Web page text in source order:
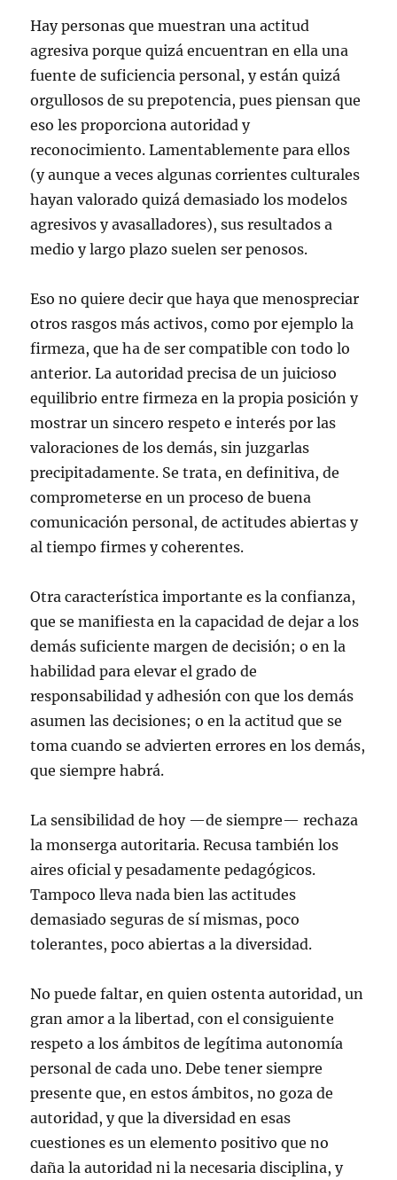
Hay personas que muestran una actitud
agresiva porque quizá encuentran en ella una
fuente de suficiencia personal, y están quizá
orgullosos de su prepotencia, pues piensan que
eso les proporciona autoridad y
reconocimiento. Lamentablemente para ellos
(y aunque a veces algunas corrientes culturales
hayan valorado quizá demasiado los modelos
agresivos y avasalladores), sus resultados a
medio y largo plazo suelen ser penosos.
Eso no quiere decir que haya que menospreciar
otros rasgos más activos, como por ejemplo la
firmeza, que ha de ser compatible con todo lo
anterior. La autoridad precisa de un juicioso
equilibrio entre firmeza en la propia posición y
mostrar un sincero respeto e interés por las
valoraciones de los demás, sin juzgarlas
precipitadamente. Se trata, en definitiva, de
comprometerse en un proceso de buena
comunicación personal, de actitudes abiertas y
al tiempo firmes y coherentes.
Otra característica importante es la confianza,
que se manifiesta en la capacidad de dejar a los
demás suficiente margen de decisión; o en la
habilidad para elevar el grado de
responsabilidad y adhesión con que los demás
asumen las decisiones; o en la actitud que se
toma cuando se advierten errores en los demás,
que siempre habrá.
La sensibilidad de hoy —de siempre— rechaza
la monserga autoritaria. Recusa también los
aires oficial y pesadamente pedagógicos.
Tampoco lleva nada bien las actitudes
demasiado seguras de sí mismas, poco
tolerantes, poco abiertas a la diversidad.
No puede faltar, en quien ostenta autoridad, un
gran amor a la libertad, con el consiguiente
respeto a los ámbitos de legítima autonomía
personal de cada uno. Debe tener siempre
presente que, en estos ámbitos, no goza de
autoridad, y que la diversidad en esas
cuestiones es un elemento positivo que no
daña la autoridad ni la necesaria disciplina, y